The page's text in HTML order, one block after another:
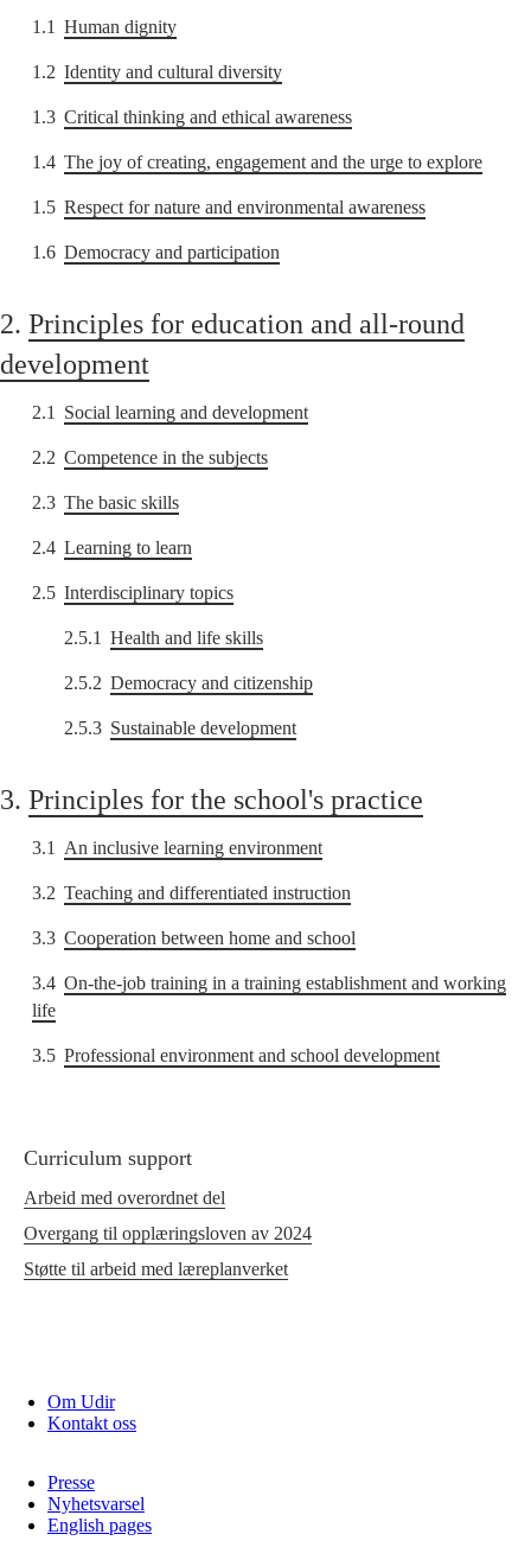
1.1 Human dignity
1.2 Identity and cultural diversity
1.3 Critical thinking and ethical awareness
1.4 The joy of creating, engagement and the urge to explore
1.5 Respect for nature and environmental awareness
1.6 Democracy and participation
2. Principles for education and all-round
development
2.1 Social learning and development
2.2 Competence in the subjects
2.3 The basic skills
2.4 Learning to learn
2.5 Interdisciplinary topics
2.5.1 Health and life skills
2.5.2 Democracy and citizenship
2.5.3 Sustainable development
3. Principles for the school's practice
3.1 An inclusive learning environment
3.2 Teaching and differentiated instruction
3.3 Cooperation between home and school
3.4 On-the-job training in a training establishment and working
life
3.5 Professional environment and school development
Curriculum support
Arbeid med overordnet del
Overgang til opplæringsloven av 2024
Støtte til arbeid med læreplanverket
Om Udir
Kontakt oss
Presse
Nyhetsvarsel
English pages